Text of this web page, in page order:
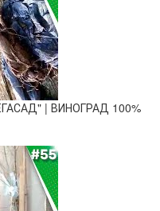
| ВИНОГРАД 100%